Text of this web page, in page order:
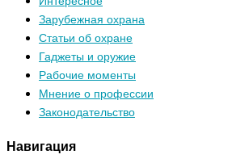
Зарубежная охрана
Статьи об охране
Гаджеты и оружие
Рабочие моменты
Мнение о профессии
Законодательство
Навигация